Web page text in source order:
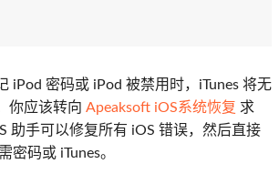
iPod 密码或 iPod 被禁用时，iTunes 将无
你应该转向 Apeaksoft iOS系统恢复 求
助手可以修复所有 iOS 错误，然后直接
密码或 iTunes。